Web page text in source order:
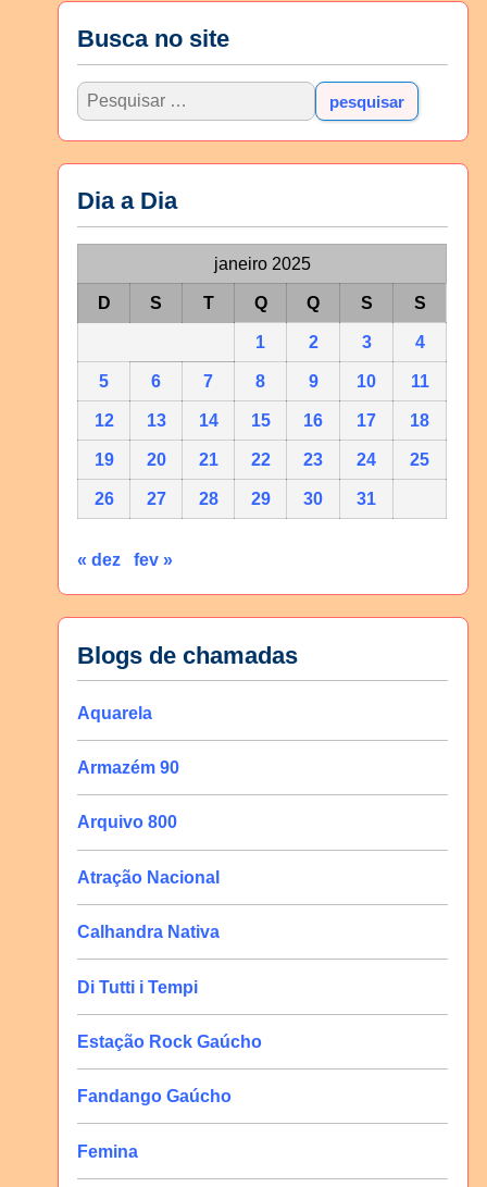
Busca no site
Dia a Dia
janeiro 2025
D S T Q Q S S
1 2 3 4
5 6 7 8 9 10 11
12 13 14 15 16 17 18
19 20 21 22 23 24 25
26 27 28 29 30 31
« dez fev »
Blogs de chamadas
Aquarela
Armazém 90
Arquivo 800
Atração Nacional
Calhandra Nativa
Di Tutti i Tempi
Estação Rock Gaúcho
Fandango Gaúcho
Femina